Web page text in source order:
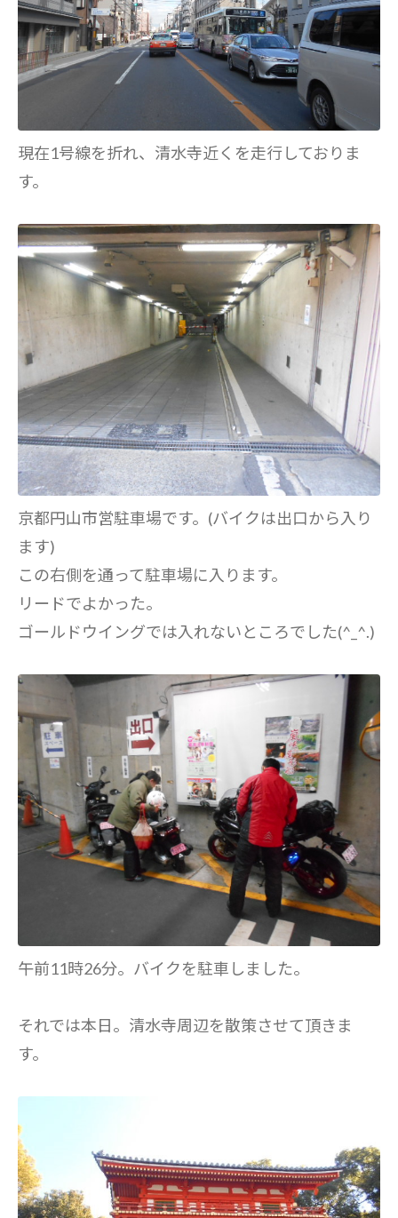
現在1号線を折れ、清水寺近くを走行しておりま
す。
京都円山市営駐車場です。(バイクは出口から入り
ます)
この右側を通って駐車場に入ります。
リードでよかった。
ゴールドウイングでは入れないところでした(^_^.)
午前11時26分。バイクを駐車しました。
それでは本日。清水寺周辺を散策させて頂きま
す。